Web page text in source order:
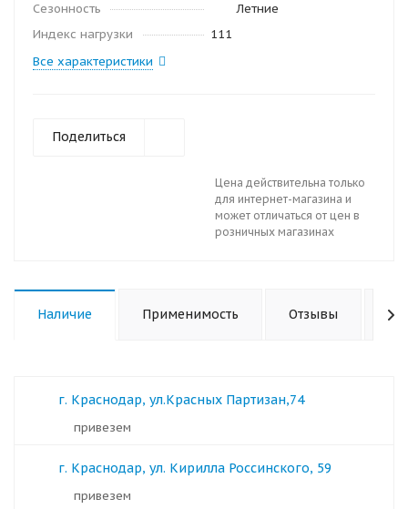
Сезонность
Летние
Индекс нагрузки
111
Все характеристики
Поделиться
Цена действительна только
для интернет-магазина и
может отличаться от цен в
розничных магазинах
Наличие Применимость Отзывы
г. Краснодар, ул.Красных Партизан,74
Привезем
г. Краснодар, ул. Кирилла Россинского, 59
Привезем